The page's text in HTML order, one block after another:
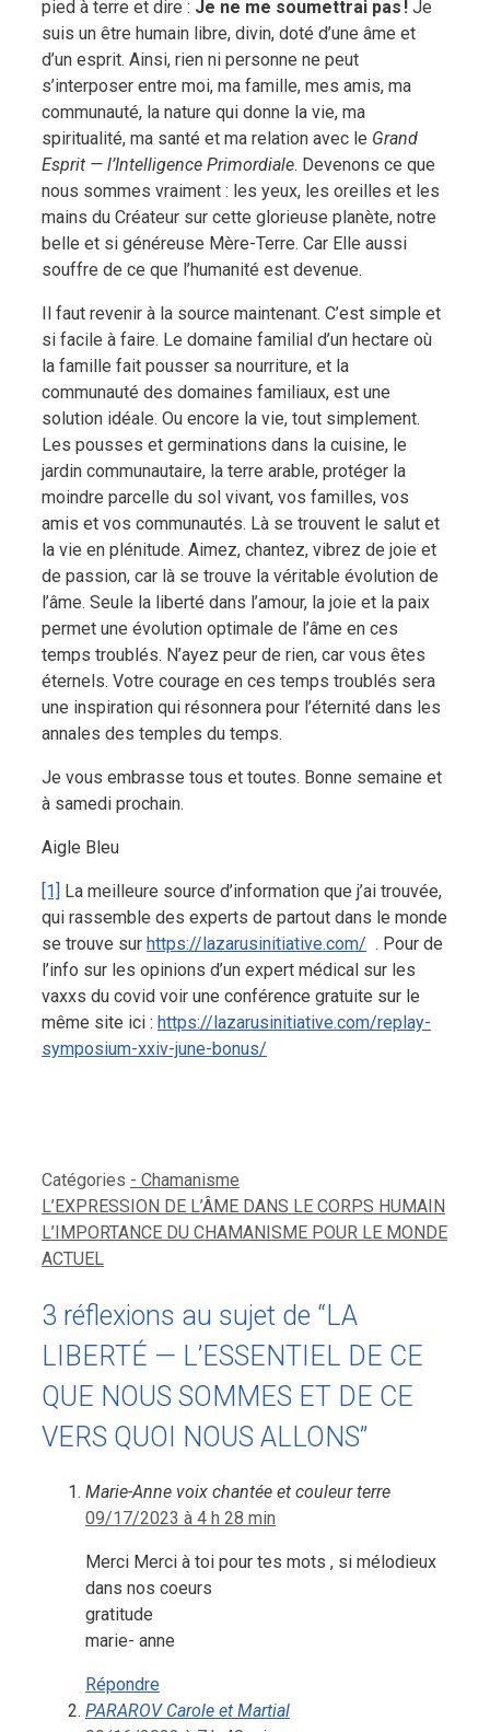
pied à terre et dire : Je ne me soumettrai pas ! Je
suis un être humain libre, divin, doté d’une âme et
d’un esprit. Ainsi, rien ni personne ne peut
s’interposer entre moi, ma famille, mes amis, ma
communauté, la nature qui donne la vie, ma
spiritualité, ma santé et ma relation avec le Grand
Esprit — l’Intelligence Primordiale. Devenons ce que
nous sommes vraiment : les yeux, les oreilles et les
mains du Créateur sur cette glorieuse planète, notre
belle et si généreuse Mère-Terre. Car Elle aussi
souffre de ce que l’humanité est devenue.
Il faut revenir à la source maintenant. C’est simple et
si facile à faire. Le domaine familial d’un hectare où
la famille fait pousser sa nourriture, et la
communauté des domaines familiaux, est une
solution idéale. Ou encore la vie, tout simplement.
Les pousses et germinations dans la cuisine, le
jardin communautaire, la terre arable, protéger la
moindre parcelle du sol vivant, vos familles, vos
amis et vos communautés. Là se trouvent le salut et
la vie en plénitude. Aimez, chantez, vibrez de joie et
de passion, car là se trouve la véritable évolution de
l’âme. Seule la liberté dans l’amour, la joie et la paix
permet une évolution optimale de l’âme en ces
temps troublés. N’ayez peur de rien, car vous êtes
éternels. Votre courage en ces temps troublés sera
une inspiration qui résonnera pour l’éternité dans les
annales des temples du temps.
Je vous embrasse tous et toutes. Bonne semaine et
à samedi prochain.
Aigle Bleu
[1] La meilleure source d’information que j’ai trouvée,
qui rassemble des experts de partout dans le monde
se trouve sur https://lazarusinitiative.com/ . Pour de
l’info sur les opinions d’un expert médical sur les
vaxxs du covid voir une conférence gratuite sur le
même site ici : https://lazarusinitiative.com/replay-
symposium-xxiv-june-bonus/
Catégories - Chamanisme
L’EXPRESSION DE L’ÂME DANS LE CORPS HUMAIN
L’IMPORTANCE DU CHAMANISME POUR LE MONDE
ACTUEL
3 réflexions au sujet de “LA
LIBERTÉ — L’ESSENTIEL DE CE
QUE NOUS SOMMES ET DE CE
VERS QUOI NOUS ALLONS”
Marie-Anne voix chantée et couleur terre
09/17/2023 à 4 h 28 min
Merci Merci à toi pour tes mots , si mélodieux
dans nos coeurs
gratitude
marie- anne
Répondre
PARAROV Carole et Martial